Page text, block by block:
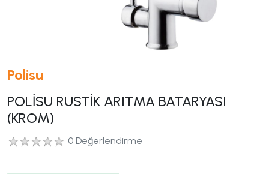
Polisu
POLİSU RUSTİK ARITMA BATARYASI
(KROM)
0 Değerlendirme